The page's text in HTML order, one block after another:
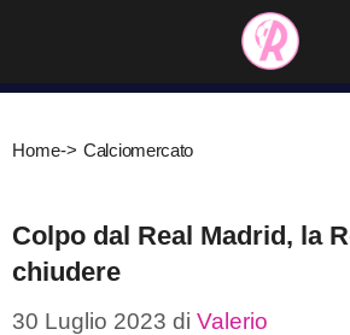
contenuto
Home-> Calciomercato
Colpo dal Real Madrid, la
chiudere
30 Luglio 2023 di Valerio